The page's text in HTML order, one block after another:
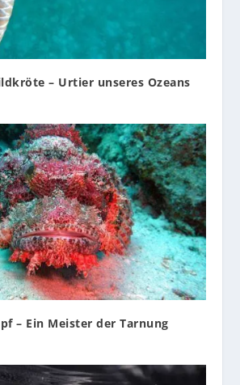
– Urtier unseres Ozeans
– Ein Meister der Tarnung